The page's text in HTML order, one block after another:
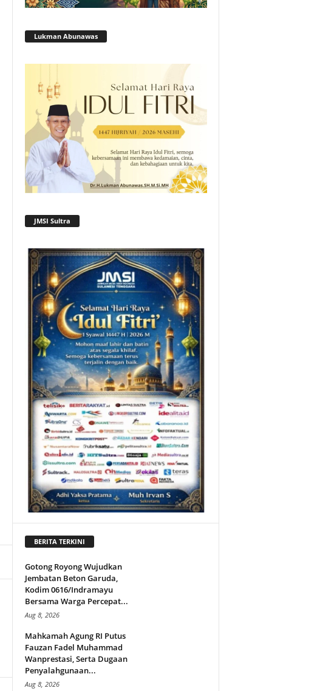
Lukman Abunawas
JMSI Sultra
BERITA TERKINI
Gotong Royong Wujudkan
Jembatan Beton Garuda,
Kodim 0616/Indramayu
Bersama Warga Percepat...
Aug 8, 2026
Mahkamah Agung RI Putus
Fauzan Fadel Muhammad
Wanprestasi, Serta Dugaan
Penyalahgunaan...
Aug 8, 2026